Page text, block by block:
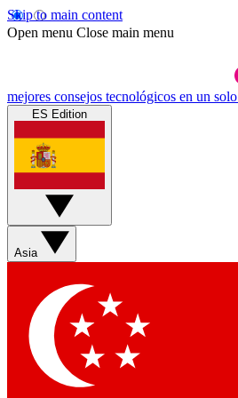
Skip to main content
Open menu Close main menu
mejores consejos tecnológicos en un
ES Edition
Asia